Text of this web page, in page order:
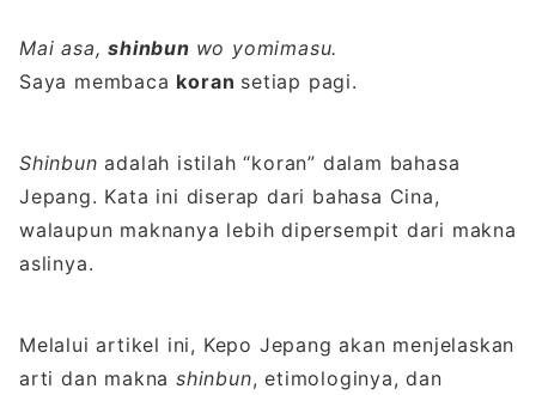
Mai asa,shinbun wo yomimasu.
Saya membaca koran setiap pagi.
Shinbun adalah istilah “koran” dalam bahasa
Jepang. Kata ini diserap dari bahasa Cina,
walaupun maknanya lebih dipersempit dari makna
aslinya.
Melalui artikel ini, Kepo Jepang akan menjelaskan
arti dan maknashinbun, etimologinya, dan